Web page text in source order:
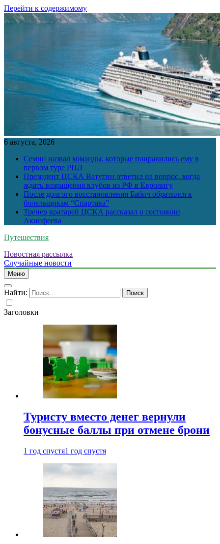
Перейти к содержимому
6 августа, 2026
Семин назвал команды, которые понравились ему в
первом туре РПЛ
Президент ЦСКА Ватутин ответил на вопрос, когда
ждать возращения клубов из РФ в Евролигу
После долгого восстановления Бабич обратился к
болельщикам “Спартака”
Тренер вратарей ЦСКА рассказал о состоянии
Акинфеева
Путешествия
Новостная рассылка
Случайные новости
Меню
Найти:
Заголовки
Туристу вместо денег вернули
бонусные баллы при отмене брони
1 год спустя1 год спустя